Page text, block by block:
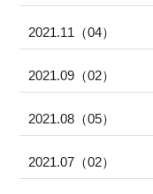
2021.11（04）
2021.09（02）
2021.08（05）
2021.07（02）